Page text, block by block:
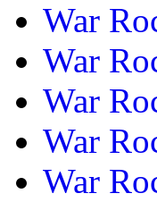
War
War
War
War
War